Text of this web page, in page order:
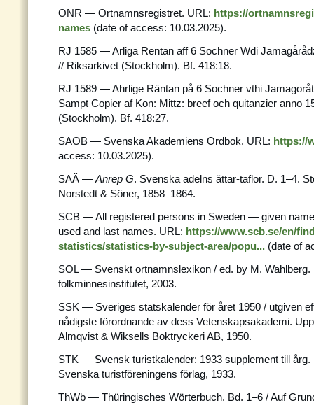
ONR — Ortnamnsregistret. URL: https://
names (date of access: 10.03.2025).
RJ 1585 — Arliga Rentan aff 6 Sochner Wdi
// Riksarkivet (Stockholm). Bf. 418:18.
RJ 1589 — Ahrlige Räntan på 6 Sochner vthi
Sampt Copier af Kon: Mittz: breef och quitanzier anno
(Stockholm). Bf. 418:27.
SAOB — Svenska Akademiens Ordbok. URL: https://
access: 10.03.2025).
SAÄ — Anrep G. Svenska adelns ättar-taflor. D. 1–4.
Norstedt & Söner, 1858–1864.
SCB — All registered persons in Sweden — given
used and last names. URL: https://www.scb.se/en/
statistics/statistics-by-subject-area/popu... (date of
SOL — Svenskt ortnamnslexikon / ed. by M. Wahlberg.
folkminnesinstitutet, 2003.
SSK — Sveriges statskalender för året 1950 / utgiven
nådigste förordnande av dess Vetenskapsakademi.
Almqvist & Wiksells Boktryckeri AB, 1950.
STK — Svensk turistkalender: 1933 supplement till årg.
Svenska turistföreningens förlag, 1933.
ThWb — Thüringisches Wörterbuch. Bd. 1–6 / Auf